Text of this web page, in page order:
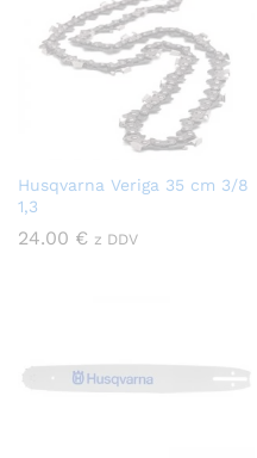
Husqvarna Veriga 35 cm 3/8
1,3
24.00 € z DDV